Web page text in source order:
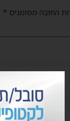
החובה מסומנים *